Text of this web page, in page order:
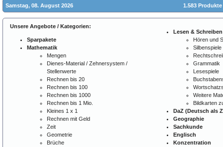
Samstag, 08. August 2026 1.583
Unsere Angebote / Kategorien:
Sparpakete
Mathematik
Mengen
Dienes-Material / Zehnersystem /
Stellenwerte
Rechnen bis 20
Rechnen bis 100
Rechnen bis 1000
Rechnen bis 1 Mio.
Kleines 1 x 1
Rechnen mit Geld
Zeit
Geometrie
Brüche
Lesen & Schreiben
Hören und
Silbenspiele
Grammatik
Lesespiele
Weitere
Bildkarten
DaZ (Deutsch als
Geographie
Sachkunde
Englisch
Konzentration